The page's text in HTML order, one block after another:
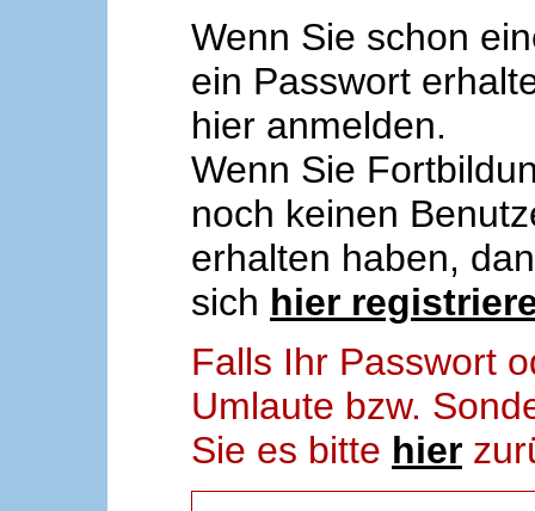
Wenn Sie schon
ein Passwort
hier anmelden.
Wenn Sie
noch keinen
erhalten haben,
sich hier
Falls Ihr Passwort
Umlaute bzw.
Sie es bitte hier